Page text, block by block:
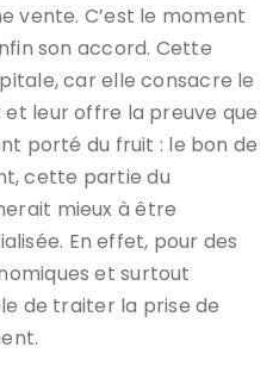
vente. C’est le moment
son accord. Cette
car elle consacre le
leur offre la preuve que
porté du fruit : le bon de
cette partie du
mieux à être
En effet, pour des
et surtout
de traiter la prise de